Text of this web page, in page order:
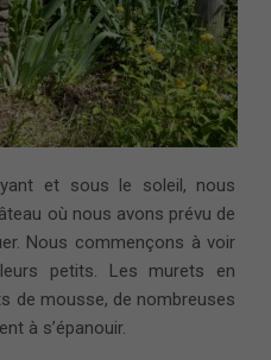
et sous le soleil, nous
où nous avons prévu de
Nous commençons à voir
petits. Les murets en
de mousse, de nombreuses
à s’épanouir.